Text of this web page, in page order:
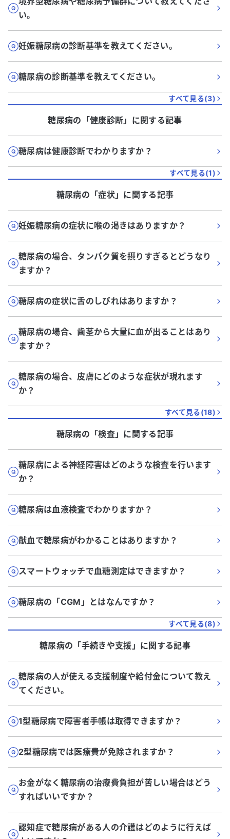
い。
妊娠糖尿病の診断基準を教えてください。
糖尿病の診断基準を教えてください。
すべて見る(3)
糖尿病の「健康診断」に関する記事
糖尿病は健康診断でわかりますか？
すべて見る(1)
糖尿病の「症状」に関する記事
妊娠糖尿病の症状に喉の渇きはありますか？
糖尿病の場合、タンパク質を摂りすぎるとどうなり
ますか？
糖尿病の症状に舌のしびれはありますか？
糖尿病の場合、歯茎から大量に血が出ることはあり
ますか？
糖尿病の場合、皮膚にどのような症状が現れます
か？
すべて見る(18)
糖尿病の「検査」に関する記事
糖尿病による神経障害はどのような検査を行います
か？
糖尿病は血液検査でわかりますか？
献血で糖尿病がわかることはありますか？
スマートウォッチで血糖測定はできますか？
糖尿病の「CGM」とはなんですか？
すべて見る(8)
糖尿病の「手続きや支援 」に関する記事
糖尿病の人が使える支援制度や給付金について教え
てください。
1型糖尿病で障害者手帳は取得できますか？
2型糖尿病では医療費が免除されますか？
お金がなく糖尿病の治療費負担が苦しい場合はどう
すればいいですか？
認知症で糖尿病がある人の介護はどのように行えば